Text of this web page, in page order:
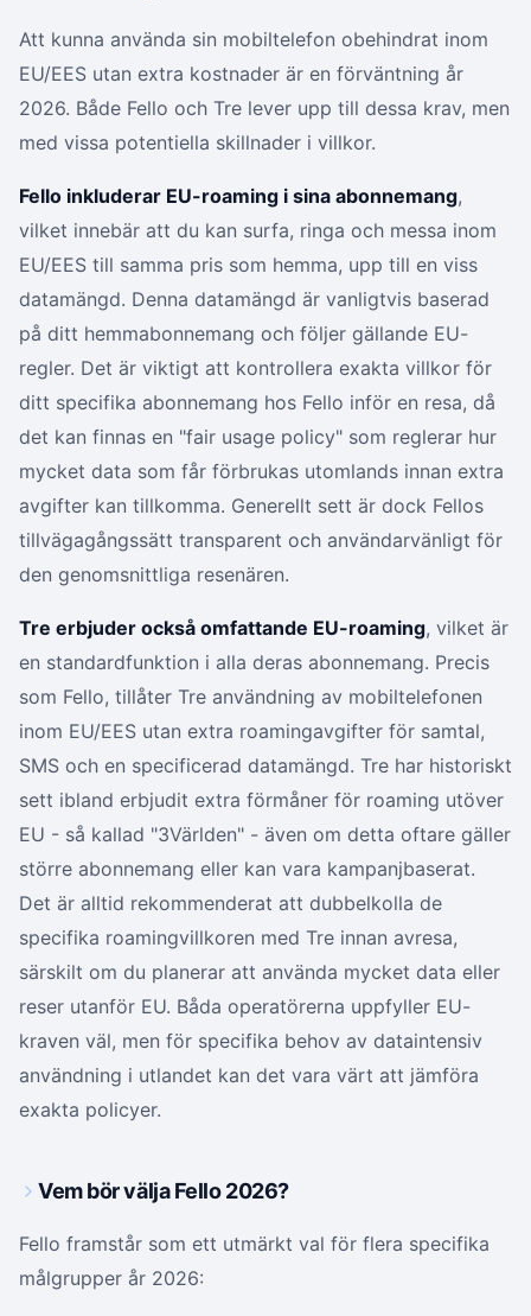
Att kunna använda sin mobiltelefon obehindrat inom
EU/EES utan extra kostnader är en förväntning år
2026. Både Fello och Tre lever upp till dessa krav, men
med vissa potentiella skillnader i villkor.
Fello inkluderar EU-roaming i sina abonnemang,
vilket innebär att du kan surfa, ringa och messa inom
EU/EES till samma pris som hemma, upp till en viss
datamängd. Denna datamängd är vanligtvis baserad
på ditt hemmabonnemang och följer gällande EU-
regler. Det är viktigt att kontrollera exakta villkor för
ditt specifika abonnemang hos Fello inför en resa, då
det kan finnas en "fair usage policy" som reglerar hur
mycket data som får förbrukas utomlands innan extra
avgifter kan tillkomma. Generellt sett är dock Fellos
tillvägagångssätt transparent och användarvänligt för
den genomsnittliga resenären.
Tre erbjuder också omfattande EU-roaming, vilket är
en standardfunktion i alla deras abonnemang. Precis
som Fello, tillåter Tre användning av mobiltelefonen
inom EU/EES utan extra roamingavgifter för samtal,
SMS och en specificerad datamängd. Tre har historiskt
sett ibland erbjudit extra förmåner för roaming utöver
EU - så kallad "3Världen" - även om detta oftare gäller
större abonnemang eller kan vara kampanjbaserat.
Det är alltid rekommenderat att dubbelkolla de
specifika roamingvillkoren med Tre innan avresa,
särskilt om du planerar att använda mycket data eller
reser utanför EU. Båda operatörerna uppfyller EU-
kraven väl, men för specifika behov av dataintensiv
användning i utlandet kan det vara värt att jämföra
exakta policyer.
Vem bör välja Fello 2026?
Fello framstår som ett utmärkt val för flera specifika
målgrupper år 2026: